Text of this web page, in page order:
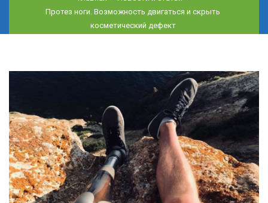
Протез ноги. Возможность двигаться и скрыть
косметический дефект